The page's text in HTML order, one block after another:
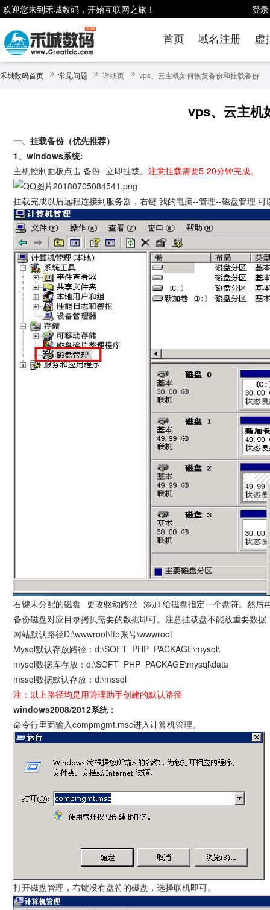
登录
欢迎您来到禾城数码，开始互联网之旅！
首页 域名注册 虚
禾城数码首页 常见问题 详细页 vps、云主机如何恢复备份和挂载备份
vps、云主机
一、挂载备份（优先推荐）
1、windows系统:
主机控制面板点击 备份--立即挂载。 注意挂载需要5-20分钟完成。
挂载完成以后远程连接到服务器，右键 我的电脑--管理--磁盘管理 可
右键未分配的磁盘--更改驱动路径--添加 给磁盘指定一个盘符。然
备份磁盘对应目录拷贝需要的数据即可。注意挂载盘不能放重要数
网站默认路径D:\wwwroot\ftp账号\wwwroot
Mysql默认存放路径：d:\SOFT_PHP_PACKAGE\mysql\
mysql数据库存放：d:\SOFT_PHP_PACKAGE\mysql\data
mssql数据默认存放：d:\mssql
注：以上路径均是用管理助手创建的默认路径
windows2008/2012系统：
命令行里面输入compmgmt.msc进入计算机管理。
打开磁盘管理，右键没有盘符的磁盘，选择联机即可。